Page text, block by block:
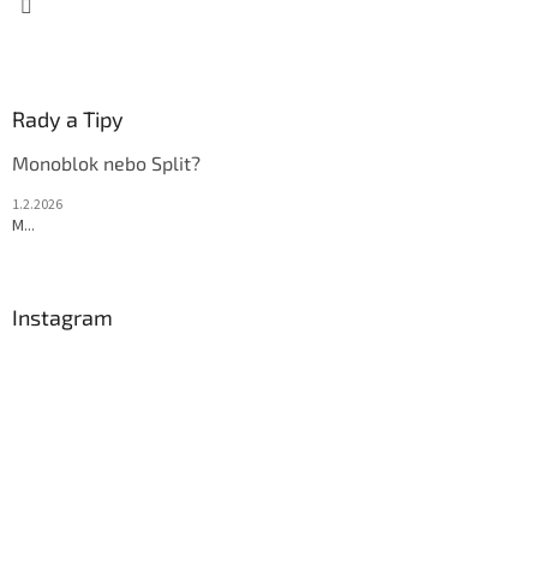
Rady a Tipy
Monoblok nebo Split?
1.2.2026
M...
Instagram